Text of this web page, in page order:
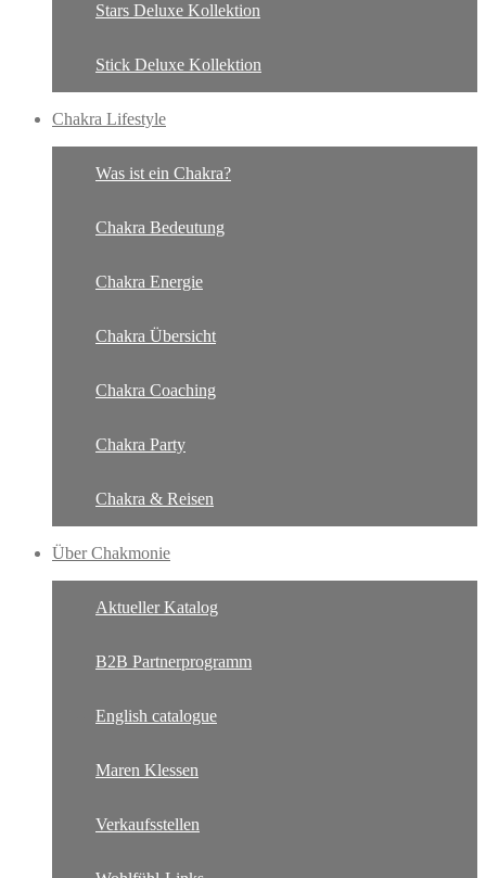
Stars Deluxe Kollektion
Stick Deluxe Kollektion
Chakra Lifestyle
Was ist ein Chakra?
Chakra Bedeutung
Chakra Energie
Chakra Übersicht
Chakra Coaching
Chakra Party
Chakra & Reisen
Über Chakmonie
Aktueller Katalog
B2B Partnerprogramm
English catalogue
Maren Klessen
Verkaufsstellen